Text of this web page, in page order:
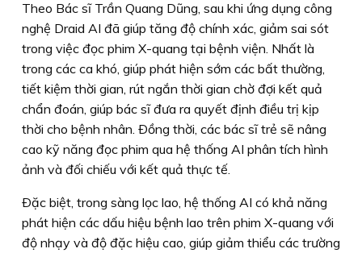
Theo Bác sĩ Trần Quang Dũng, sau khi ứng dụng công
nghệ Draid AI đã giúp tăng độ chính xác, giảm sai sót
trong việc đọc phim X-quang tại bệnh viện. Nhất là
trong các ca khó, giúp phát hiện sớm các bất thường,
tiết kiệm thời gian, rút ngắn thời gian chờ đợi kết quả
chẩn đoán, giúp bác sĩ đưa ra quyết định điều trị kịp
thời cho bệnh nhân. Ðồng thời, các bác sĩ trẻ sẽ nâng
cao kỹ năng đọc phim qua hệ thống AI phân tích hình
ảnh và đối chiếu với kết quả thực tế.
Ðặc biệt, trong sàng lọc lao, hệ thống AI có khả năng
phát hiện các dấu hiệu bệnh lao trên phim X-quang với
độ nhạy và độ đặc hiệu cao, giúp giảm thiểu các trường